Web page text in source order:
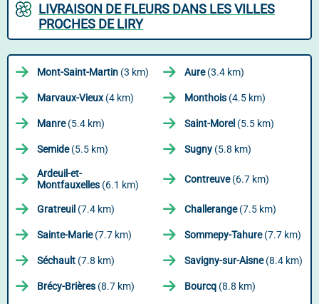
LIVRAISON DE FLEURS DANS LES VILLES
PROCHES DE LIRY
Mont-Saint-Martin (3 km) Aure(3.4 km)
Marvaux-Vieux(4 km) Monthois (4.5 km)
Manre(5.4 km) Saint-Morel (5.5 km)
Semide(5.5 km) Sugny (5.8 km)
Ardeuil-et-
Montfauxelles (6.1 km) Contreuve(6.7 km)
Gratreuil (7.4 km) Challerange(7.5 km)
Sainte-Marie(7.7 km) Sommepy-Tahure(7.7 km)
Séchault (7.8 km) Savigny-sur-Aisne(8.4 km)
Brécy-Brières (8.7 km) Bourcq (8.8 km)